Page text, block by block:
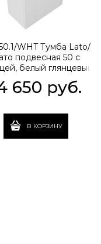
WHT Тумба Lato/
подвесная 50 с
белый глянцевый
650 руб.
В КОРЗИНУ